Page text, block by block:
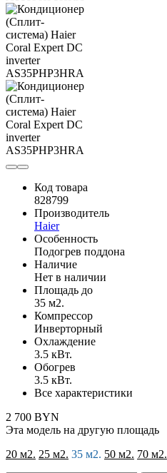
Код товара
828799
Производитель
Haier
Особенность
Подогрев поддона
Наличие
Нет в наличии
Площадь до
35 м2.
Компрессор
Инверторный
Охлаждение
3.5 кВт.
Обогрев
3.5 кВт.
Все характеристики
2 700 BYN
Эта модель на другую площадь
20 м2. 25 м2. 35 м2. 50 м2. 70 м2.